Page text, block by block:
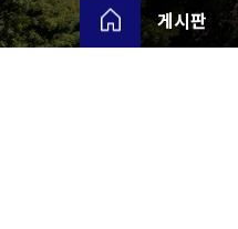
게시판